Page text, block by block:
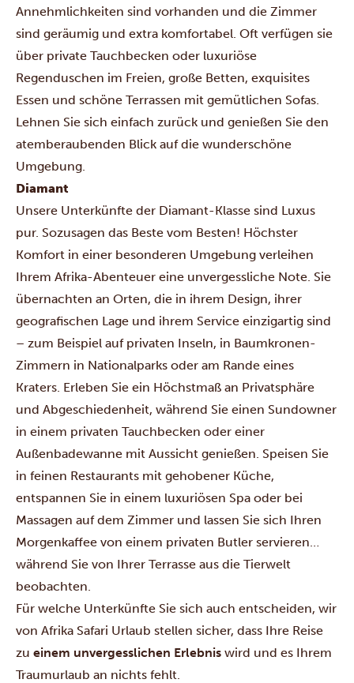
Annehmlichkeiten sind vorhanden und die Zimmer
sind geräumig und extra komfortabel. Oft verfügen sie
über private Tauchbecken oder luxuriöse
Regenduschen im Freien, große Betten, exquisites
Essen und schöne Terrassen mit gemütlichen Sofas.
Lehnen Sie sich einfach zurück und genießen Sie den
atemberaubenden Blick auf die wunderschöne
Umgebung.
Diamant
Unsere Unterkünfte der Diamant-Klasse sind Luxus
pur. Sozusagen das Beste vom Besten! Höchster
Komfort in einer besonderen Umgebung verleihen
Ihrem Afrika-Abenteuer eine unvergessliche Note. Sie
übernachten an Orten, die in ihrem Design, ihrer
geografischen Lage und ihrem Service einzigartig sind
– zum Beispiel auf privaten Inseln, in Baumkronen-
Zimmern in Nationalparks oder am Rande eines
Kraters. Erleben Sie ein Höchstmaß an Privatsphäre
und Abgeschiedenheit, während Sie einen Sundowner
in einem privaten Tauchbecken oder einer
Außenbadewanne mit Aussicht genießen. Speisen Sie
in feinen Restaurants mit gehobener Küche,
entspannen Sie in einem luxuriösen Spa oder bei
Massagen auf dem Zimmer und lassen Sie sich Ihren
Morgenkaffee von einem privaten Butler servieren…
während Sie von Ihrer Terrasse aus die Tierwelt
beobachten.
Für welche Unterkünfte Sie sich auch entscheiden, wir
von Afrika Safari Urlaub stellen sicher, dass Ihre Reise
zu einem unvergesslichen Erlebnis wird und es Ihrem
Traumurlaub an nichts fehlt.